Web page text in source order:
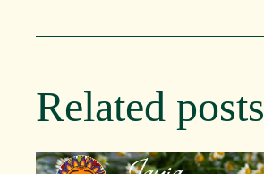
Related posts